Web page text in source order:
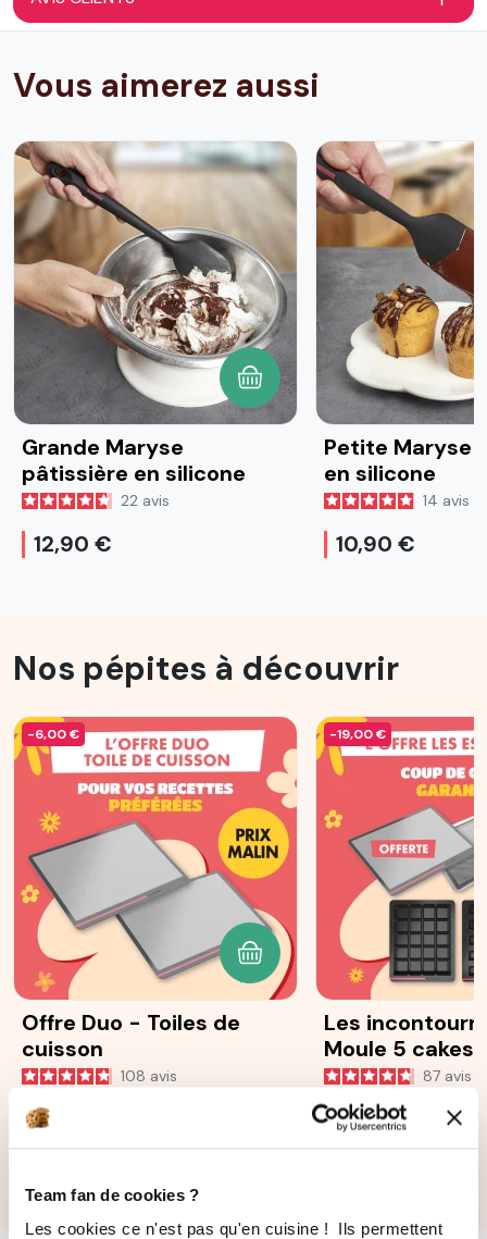
Team fan de cookies ?
Les cookies ce n'est pas qu'en cuisine ! Ils permettent
Vous aimerez aussi
Grande Maryse
pâtissière en silicone
22 avis
12,90 €
AJOUTER AU PANIER
Petite Maryse
en silicone
14 avis
10,90 €
Nos pépites à découvrir
-6,00 €
Offre Duo - Toiles de
cuisson
108 avis
38,00 €
AJOUTER AU PANIER
-19,00 €
Les
Moule 5 cakes
Ohra®
87 avis
131,70 €
112,70 €